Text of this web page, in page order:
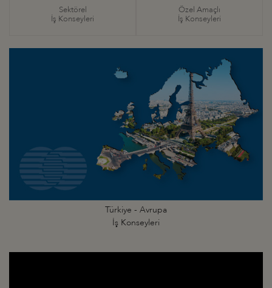
Sektörel
İş Konseyleri
Özel Amaçlı
İş Konseyleri
Türkiye - Avrupa
İş Konseyleri